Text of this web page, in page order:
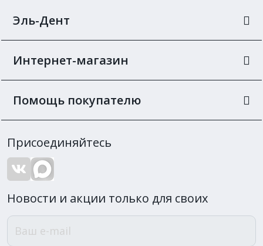
Эль-Дент
Интернет-магазин
Помощь покупателю
Присоединяйтесь
Новости и акции только для своих